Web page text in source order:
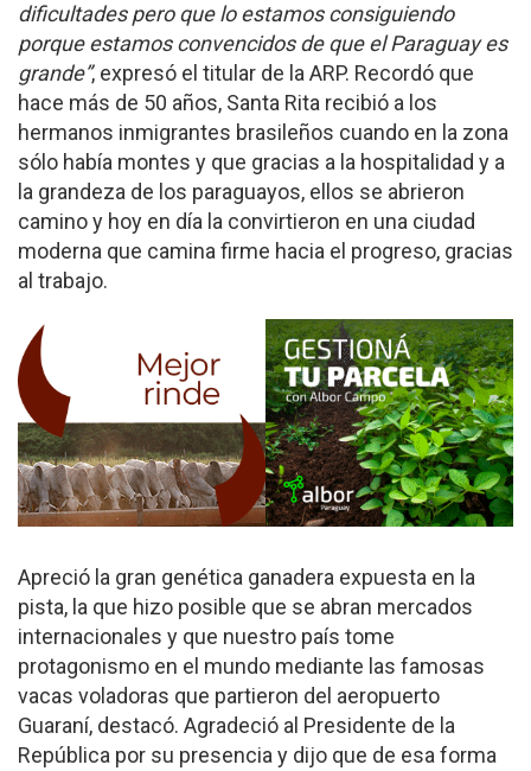
dificultades pero que lo estamos consiguiendo
porque estamos convencidos de que el Paraguay es
grande”, expresó el titular de la ARP. Recordó que
hace más de 50 años, Santa Rita recibió a los
hermanos inmigrantes brasileños cuando en la zona
sólo había montes y que gracias a la hospitalidad y a
la grandeza de los paraguayos, ellos se abrieron
camino y hoy en día la convirtieron en una ciudad
moderna que camina firme hacia el progreso, gracias
al trabajo.
Apreció la gran genética ganadera expuesta en la
pista, la que hizo posible que se abran mercados
internacionales y que nuestro país tome
protagonismo en el mundo mediante las famosas
vacas voladoras que partieron del aeropuerto
Guaraní, destacó. Agradeció al Presidente de la
República por su presencia y dijo que de esa forma